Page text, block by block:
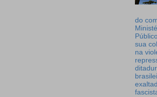
do
sua
na